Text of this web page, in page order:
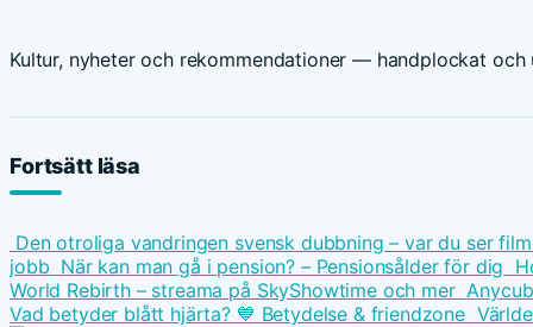
Kultur, nyheter och rekommendationer — handplockat
Fortsätt läsa
Den otroliga vandringen svensk dubbning – var du ser
jobb När kan man gå i pension? – Pensionsålder för dig
World Rebirth – streama på SkyShowtime och mer
Vad betyder blått hjärta? 💙 Betydelse & friendzone